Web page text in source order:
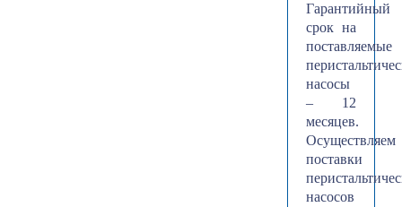
Гарантийный
срок на
поставляемые
насосы
– 12
месяцев.
Осуществляем
поставки
насосов